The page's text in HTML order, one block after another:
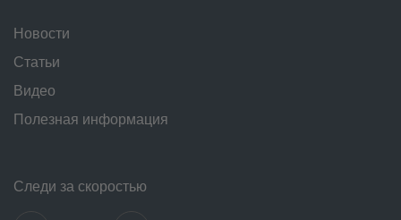
Новости
Статьи
Видео
Полезная информация
Следи за скоростью